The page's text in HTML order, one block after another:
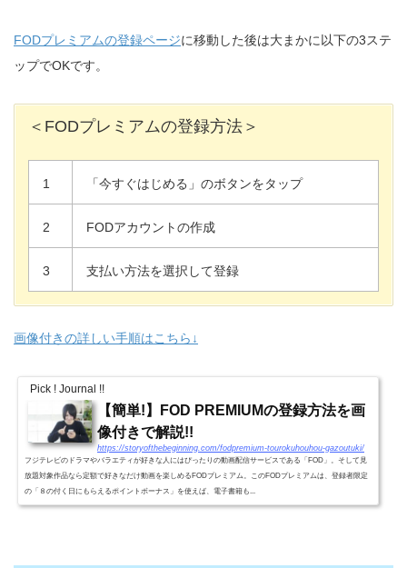
FODプレミアムの登録ページに移動した後は大まかに以下の3ステ
ップでOKです。
＜FODプレミアムの登録方法＞
1 「今すぐはじめる」のボタンをタップ
2 FODアカウントの作成
3 支払い方法を選択して登録
画像付きの詳しい手順はこちら↓
Pick ! Journal !!
【簡単!】FOD PREMIUMの登録方法を画
像付きで解説!!
https://storyofthebeginning.com/fodpremium-tourokuhouhou-gazoutuki/
フジテレビのドラマやバラエティが好きな人にはぴったりの動画配信サービスである「FOD」。そして見
放題対象作品なら定額で好きなだけ動画を楽しめるFODプレミアム。このFODプレミアムは、登録者限定
の「８の付く日にもらえるポイントボーナス」を使えば、電子書籍も...